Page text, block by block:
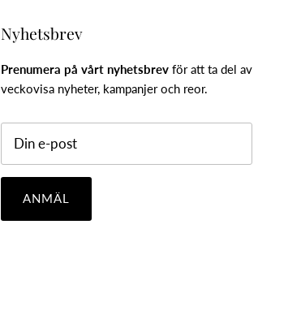
Nyhetsbrev
Prenumera på vårt nyhetsbrev för att ta del av
veckovisa nyheter, kampanjer och reor.
ANMÄL